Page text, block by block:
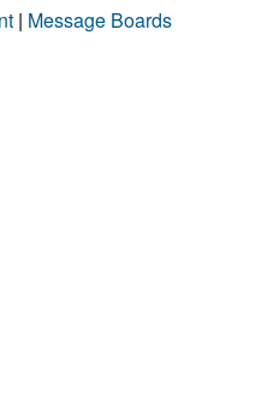
| Message Boards